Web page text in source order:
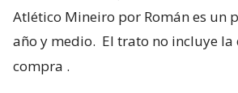
Atlético Mineiro por Román es un
año y medio. El trato no incluye la
compra .